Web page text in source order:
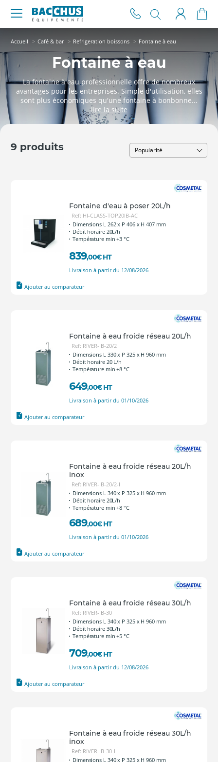
Accueil Café & bar Refrigeration boissons Fontaine à eau
Fontaine à eau
La fontaine à eau professionnelle offre de nombreux
avantages pour les entreprises. Simple d'utilisation, elles
sont plus économiques qu'une fontaine à bonbonne...
9 produits
Fontaine d'eau à poser 20L/h
Ref: HI-CLASS-TOP20IB-AC
Dimensions L 262 x P 406 x H 407 mm
Débit horaire 20L/h
Température min +3 °C
839,00€ HT
Livraison à partir du 12/08/2026
Ajouter au comparateur
Fontaine à eau froide réseau 20L/h
Ref: RIVER-IB-20/2
Dimensions L 330 x P 325 x H 960 mm
Débit horaire 20 L/h
Température min +8 °C
649,00€ HT
Livraison à partir du 01/10/2026
Ajouter au comparateur
Fontaine à eau froide réseau 20L/h
inox
Ref: RIVER-IB-20/2-I
Dimensions L 340 x P 325 x H 960 mm
Débit horaire 20L/h
Température min +8 °C
689,00€ HT
Livraison à partir du 01/10/2026
Ajouter au comparateur
Fontaine à eau froide réseau 30L/h
Ref: RIVER-IB-30
Dimensions L 340 x P 325 x H 960 mm
Débit horaire 30L/h
Température min +5 °C
709,00€ HT
Livraison à partir du 12/08/2026
Ajouter au comparateur
Fontaine à eau froide réseau 30L/h
inox
Ref: RIVER-IB-30-I
Dimensions L 340 x P 325 x H 960 mm